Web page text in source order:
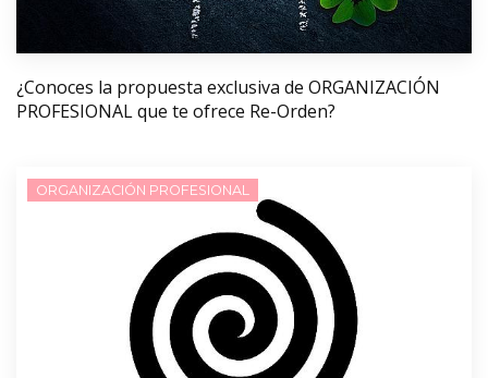
¿Conoces la propuesta exclusiva de ORGANIZACIÓN
PROFESIONAL que te ofrece Re-Orden?
ORGANIZACIÓN PROFESIONAL